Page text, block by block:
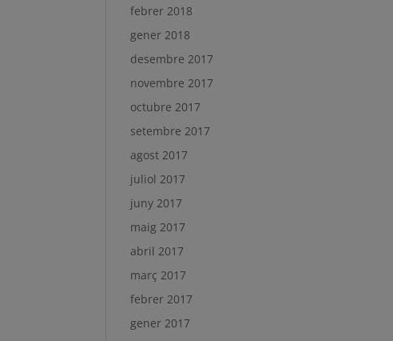
febrer 2018
gener 2018
desembre 2017
novembre 2017
octubre 2017
setembre 2017
agost 2017
juliol 2017
juny 2017
maig 2017
abril 2017
març 2017
febrer 2017
gener 2017